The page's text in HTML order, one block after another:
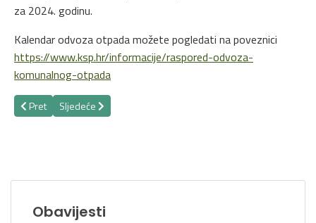
za 2024. godinu.
Kalendar odvoza otpada možete pogledati na poveznici
https://www.ksp.hr/informacije/raspored-odvoza-
komunalnog-otpada
Prethodni članak: Odvoz otpada u ponedjeljak, 5. kolovoza
Pret Sljedeći članak: Obavijest o odvozu otpada
Sljedeće
Obavijesti